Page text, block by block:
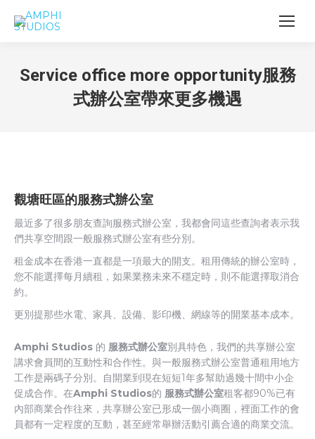
Service office more opportunity服務
式辦公室帶來更多機遇
觀塘旺區的服務式辦公室
最近多了很多朋友查詢服務式辦公室，我都會同這些查詢者表示我
們共享空間跟一般服務式辦公室有些分別。
租金成本在香港一直都是一項最大的開支。租用傳統的辦公室時，
您不能選擇每月續租，如果業務未來不穩定時，則不能選擇取消合
約。
更別提那些水電、家具、設備、影印機、網線等的開業基本成本。
Amphi Studios 的 服務式辦公室別具特色，我們的共享辦公室
講求會員間的互動性和合作性。與一般服務式辦公室普通租用地方
工作是兩碼子分別。自開業到現在短短1年多幫助過幾十間中小企
促成合作。在Amphi Studios的 服務式辦公室租客都90%已有
內部商業合作往來，共享辦公室已形成一個小商圈，裡面工作的會
員都有一定程度的互動，甚至經常舉辦活動引薦合適的商業交流。